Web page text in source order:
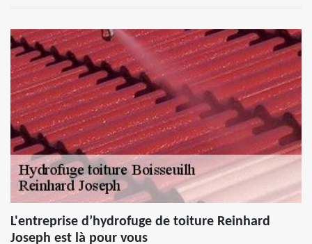
L'entreprise d’hydrofuge de toiture Reinhard
Joseph est là pour vous